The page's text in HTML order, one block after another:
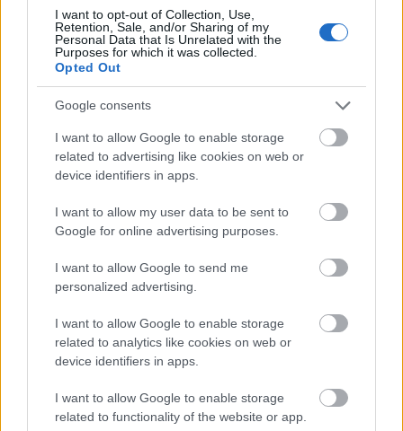
I want to opt-out of Collection, Use,
Retention, Sale, and/or Sharing of my
Personal Data that Is Unrelated with the
Purposes for which it was collected.
Opted Out
Google consents
I want to allow Google to enable storage
related to advertising like cookies on web or
device identifiers in apps.
I want to allow my user data to be sent to
Google for online advertising purposes.
I want to allow Google to send me
personalized advertising.
I want to allow Google to enable storage
related to analytics like cookies on web or
device identifiers in apps.
I want to allow Google to enable storage
related to functionality of the website or app.
Megosztás
Itt állíthatod be
keresőben könnyebben megtaláld a